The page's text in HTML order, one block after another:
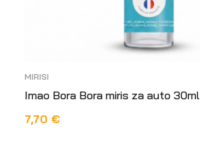
MIRISI
Imao Bora Bora miris za auto 30ml
7,70 €